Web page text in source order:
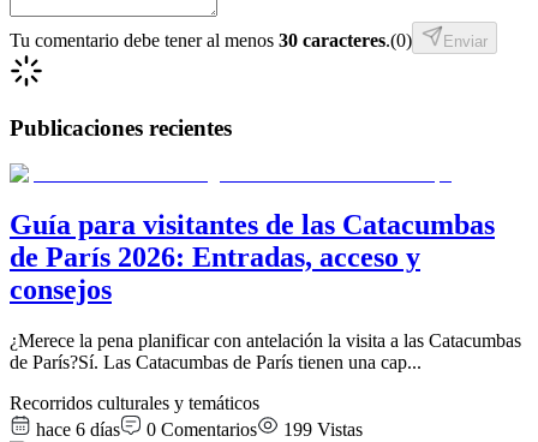
Tu comentario debe tener al menos 30 caracteres.(0) Enviar
Publicaciones recientes
Guía para visitantes de las Catacumbas
de París 2026: Entradas, acceso y
consejos
¿Merece la pena planificar con antelación la visita a las Catacumbas
de París?Sí. Las Catacumbas de París tienen una cap...
Recorridos culturales y temáticos
hace 6 días
0 Comentarios 199 Vistas